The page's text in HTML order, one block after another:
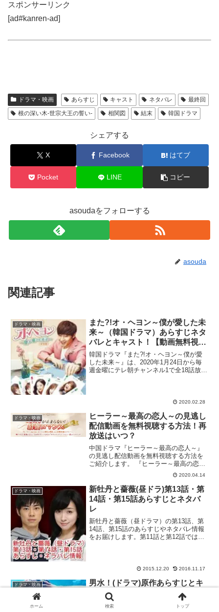
スポンサーリンク
[ad#kanren-ad]
ドラマ・映画 あらすじ キャスト ネタバレ
最終回
根の深い木-世宗大王の誓い-
相関図 結末 韓国ドラマ
シェアする
X Facebook はてブ
Pocket LINE コピー
asoudaをフォローする
asouda
関連記事
ドラマ・映画
また?!オ・ヘヨン～僕が愛した未
来～（韓国ドラマ）あらすじネタ
バレとキャスト！【動画無料視
聴】
韓国ドラマ『また?!オ・ヘヨン～僕が愛
した未来～』は、2020年1月24日から毎
週金曜にテレ朝チャンネル1で全18話放送
2020.02.28
ドラマ・映画
ヒーラー～最高の恋人～の見逃し
配信動画を無料視聴する方法！再
放送はいつ？
中国ドラマ『ヒーラー～最高の恋人～』
の見逃し配信動画を無料視聴する方法を
ご紹介します。 『ヒーラー～最高の恋人
～』、第1話見逃したぁ！再放送や無料で
初回から見られるサイトってあるかな？
dailymotionや9tsuは違法で怖いなぁ。合
法...
2020.04.14
ドラマ・映画
新牡丹と薔薇(昼ドラ)第13話・第
14話・第15話あらすじとネタバ
レ
新牡丹と薔薇（昼ドラマ）の第13話、第
14話、第15話のあらすじやネタバレ情報
をお届けします。第11話と第12話では、
2015.12.20 2016.11.17
ドラマ・映画
男水！(ドラマ)原作あらすじとキ
ャスト！主演の榊秀平役は松田凌
に決定！
ホーム 検索 トップ